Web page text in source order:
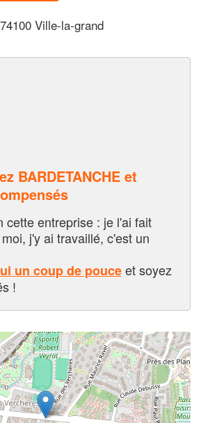
Ville-la-grand
BARDETANCHE et
cette entreprise : je l'ai fait
j'y ai travaillé, c'est un
un coup de pouceet soyez
!